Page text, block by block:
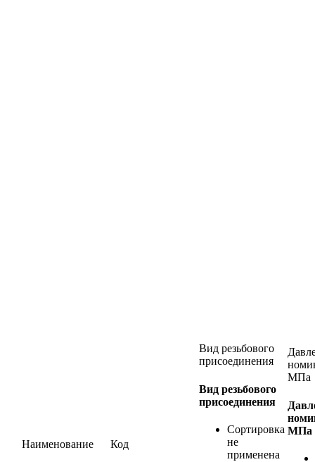
Наименование Код
Вид резьбового
присоединения
Вид резьбового
присоединения
Сортировка
не
применена
МПа
МПа